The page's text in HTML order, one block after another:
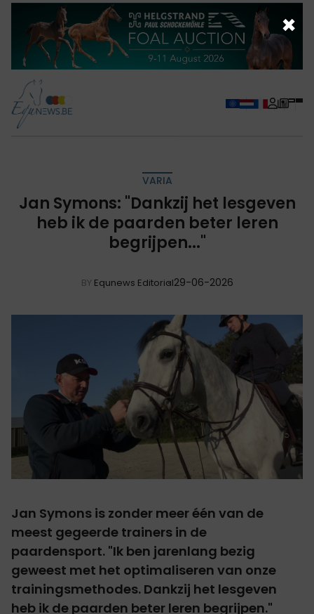
VARIA
Jan Symons: "Dankzij het lesgeven
heb ik de paarden beter leren
begrijpen..."
BY Equnews Editorial29-06-2026
Jan Symons is zonder meer één van de
meest gegeerde trainers in de
paardensport. "Ik ben jarenlang bezig
geweest met het optimaliseren van onze
trainingsmethodes. Dankzij het lesgeven
heb ik de paarden beter leren begrijpen."
×